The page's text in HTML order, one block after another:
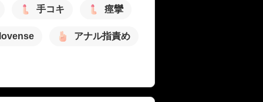
手コキ 痙攣
アナル指責め